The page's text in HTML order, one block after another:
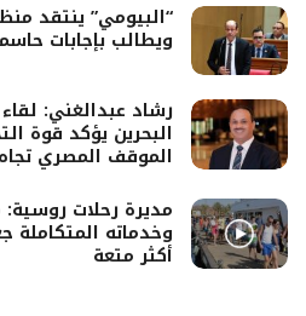
“البيومي” ينتقد
ويطالب بإجابات
رشاد عبدالغني:
البحرين يؤكد قوة
الموقف المصري
مديرة رحلات
وخدماته المتكاملة
أكثر متعة